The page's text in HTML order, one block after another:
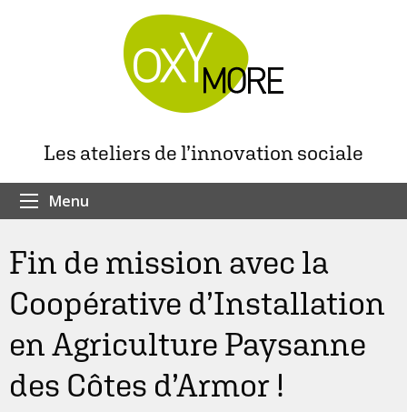
Les ateliers de l’innovation sociale
Menu
Fin de mission avec la
Coopérative d’Installation
en Agriculture Paysanne
des Côtes d’Armor !